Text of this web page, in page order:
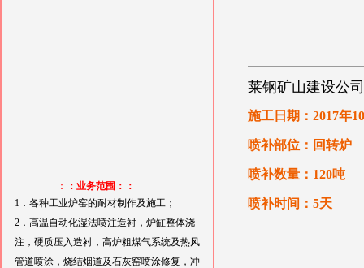
：
：业务范围：：
1．各种工业炉窑的耐材制作及施工；
2．高温自动化湿法喷注造衬，炉缸整体浇
注，硬质压入造衬，高炉粗煤气系统及热风
管道喷涂，烧结烟道及石灰窑喷涂修复，冲
莱钢矿山建设公司
施工日期：2017年
喷补部位：回转炉
喷补数量：120吨
喷补时间：5天